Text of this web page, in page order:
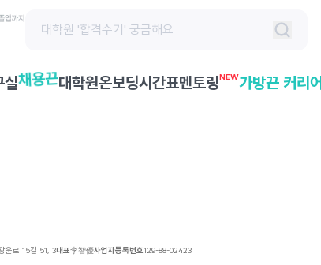
실채용끈대학원온보딩시간표멘토링NEW가방끈 커리어
운로 15길 51, 3대표李智優사업자등록번호129-88-02423